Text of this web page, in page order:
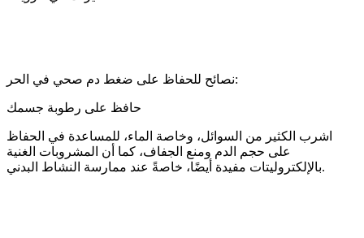
نصائح للحفاظ على ضغط دم صحي في الحر:
حافظ على رطوبة جسمك
اشرب الكثير من السوائل، وخاصة الماء، للمساعدة في الحفاظ
على حجم الدم ومنع الجفاف، كما أن المشروبات الغنية
بالإلكتروليتات مفيدة أيضًا، خاصةً عند ممارسة النشاط البدني.